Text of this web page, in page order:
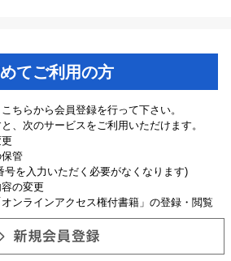
てご利用の方
ちらから会員登録を行って下さい。
、次のサービスをご利用いただけます。
保管
を入力いただく必要がなくなります)
の変更
ンラインアクセス権付書籍」の登録・閲覧